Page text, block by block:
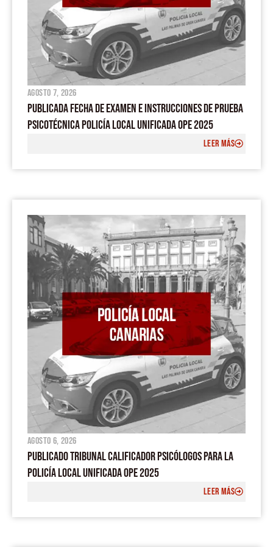
agosto 7, 2026
PUBLICADA FECHA DE EXAMEN E INSTRUCCIONES DE PRUEBA
PSICOTÉCNICA POLICÍA LOCAL UNIFICADA OPE 2025
LEER MÁS
agosto 6, 2026
PUBLICADO TRIBUNAL CALIFICADOR PSICÓLOGOS PARA LA
POLICÍA LOCAL UNIFICADA OPE 2025
LEER MÁS